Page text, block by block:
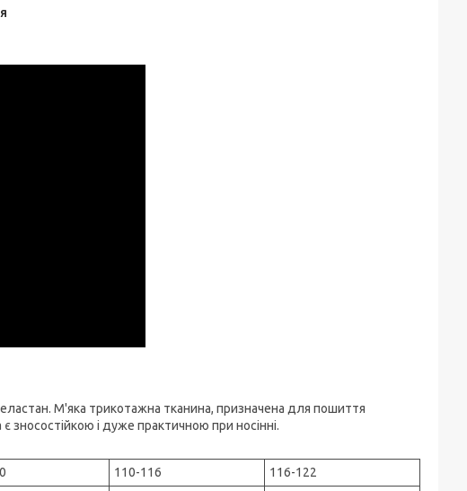
М'яка трикотажна тканина, призначена для пошиття
зносостійкою і дуже практичною при носінні.
110-116
116-122